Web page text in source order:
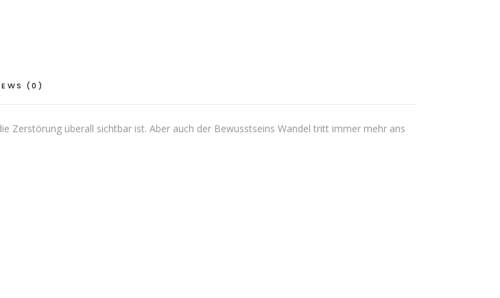
(0)
Zerstörung überall sichtbar ist. Aber auch der Bewusstseins Wandel tritt immer mehr ans